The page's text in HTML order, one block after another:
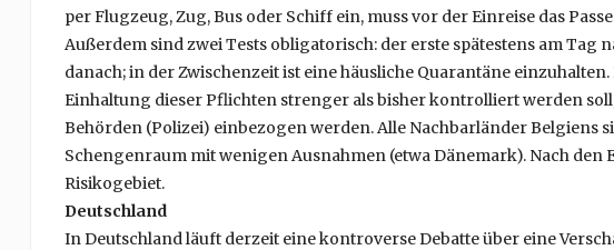
per Flugzeug, Zug, Bus oder Schiff ein, muss vor der Einreise das
Außerdem sind zwei Tests obligatorisch: der erste spätestens am Tag
danach; in der Zwischenzeit ist eine häusliche Quarantäne
Einhaltung dieser Pflichten strenger als bisher kontrolliert werden
Behörden (Polizei) einbezogen werden. Alle Nachbarländer Belgiens
Schengenraum mit wenigen Ausnahmen (etwa Dänemark). Nach
Risikogebiet.
Deutschland
In Deutschland läuft derzeit eine kontroverse Debatte über eine